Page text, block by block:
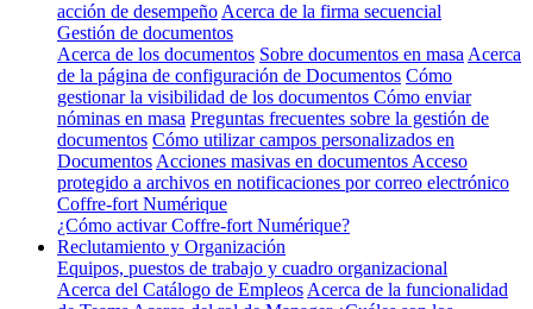
acción de desempeño Acerca de la firma secuencial
Gestión de documentos
Acerca de los documentos Sobre documentos en masa Acerca
de la página de configuración de Documentos Cómo
gestionar la visibilidad de los documentos Cómo enviar
nóminas en masa Preguntas frecuentes sobre la gestión de
documentos Cómo utilizar campos personalizados en
Documentos Acciones masivas en documentos Acceso
protegido a archivos en notificaciones por correo electrónico
Coffre-fort Numérique
¿Cómo activar Coffre-fort Numérique?
Reclutamiento y Organización
Equipos, puestos de trabajo y cuadro organizacional
Acerca del Catálogo de Empleos Acerca de la funcionalidad